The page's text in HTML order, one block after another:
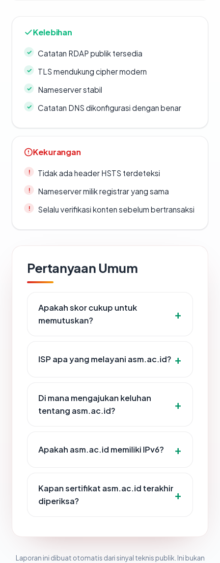
Kelebihan
Catatan RDAP publik tersedia
TLS mendukung cipher modern
Nameserver stabil
Catatan DNS dikonfigurasi dengan benar
Kekurangan
Tidak ada header HSTS terdeteksi
Nameserver milik registrar yang sama
Selalu verifikasi konten sebelum bertransaksi
Pertanyaan Umum
Apakah skor cukup untuk
memutuskan?
ISP apa yang melayani asm.ac.id?
Di mana mengajukan keluhan
tentang asm.ac.id?
Apakah asm.ac.id memiliki IPv6?
Kapan sertifikat asm.ac.id terakhir
diperiksa?
Laporan ini dibuat otomatis dari sinyal teknis publik. Ini bukan